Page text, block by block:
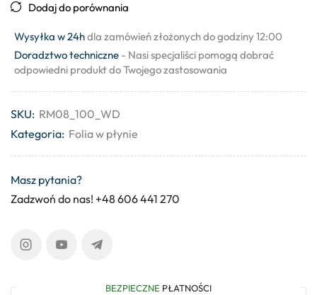
Dodaj do porównania
Wysyłka w 24hdla zamówień złożonych do godziny 12:00
Doradztwo techniczne - Nasi specjaliści pomogą dobrać
odpowiedni produkt do Twojego zastosowania
SKU: RM08_100_WD
Kategoria: Folia w płynie
Masz pytania?
Zadzwoń do nas! +48 606 441 270
BEZPIECZNE PŁATNOŚCI